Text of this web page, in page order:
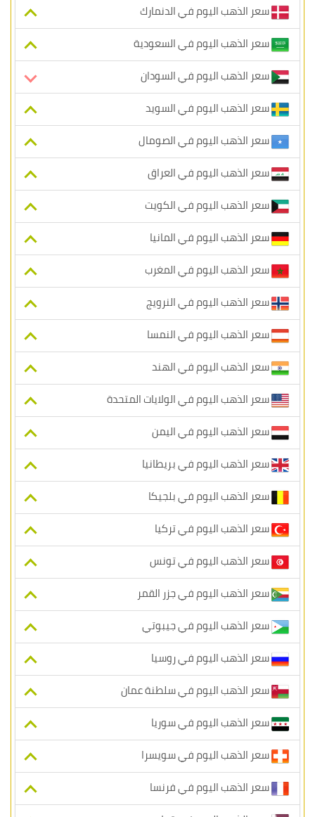
سعر الذهب اليوم في الدنمارك
سعر الذهب اليوم في السعودية
سعر الذهب اليوم في السودان
سعر الذهب اليوم في السويد
سعر الذهب اليوم في الصومال
سعر الذهب اليوم في العراق
سعر الذهب اليوم في الكويت
سعر الذهب اليوم في المانيا
سعر الذهب اليوم في المغرب
سعر الذهب اليوم في النرويج
سعر الذهب اليوم في النمسا
سعر الذهب اليوم في الهند
سعر الذهب اليوم في الولايات المتحدة
سعر الذهب اليوم في اليمن
سعر الذهب اليوم في بريطانيا
سعر الذهب اليوم في بلجيكا
سعر الذهب اليوم في تركيا
سعر الذهب اليوم في تونس
سعر الذهب اليوم في جزر القمر
سعر الذهب اليوم في جيبوتي
سعر الذهب اليوم في روسيا
سعر الذهب اليوم في سلطنة عمان
سعر الذهب اليوم في سوريا
سعر الذهب اليوم في سويسرا
سعر الذهب اليوم في فرنسا